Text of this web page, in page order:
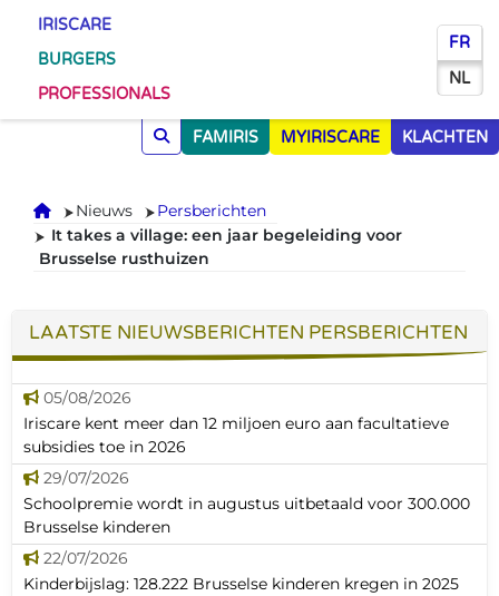
IRISCARE
BURGERS
PROFESSIONALS
FR
NL
FAMIRIS MYIRISCARE KLACHTEN
Onthaal
Nieuws
Persberichten
It takes a village: een jaar begeleiding voor
Brusselse rusthuizen
LAATSTE NIEUWSBERICHTEN PERSBERICHTEN
05/08/2026
Iriscare kent meer dan 12 miljoen euro aan facultatieve
subsidies toe in 2026
29/07/2026
Schoolpremie wordt in augustus uitbetaald voor 300.000
Brusselse kinderen
22/07/2026
Kinderbijslag: 128.222 Brusselse kinderen kregen in 2025